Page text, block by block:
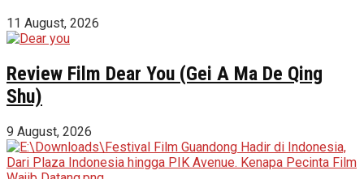
11 August, 2026
Review Film Dear You (Gei A Ma De Qing
Shu)
9 August, 2026